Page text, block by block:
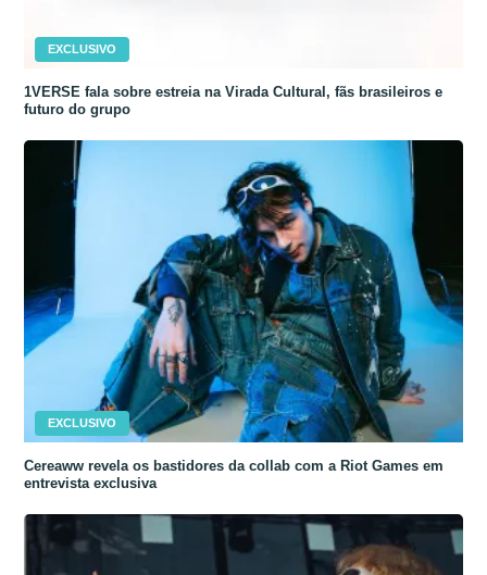
EXCLUSIVO
1VERSE fala sobre estreia na Virada Cultural, fãs brasileiros e
futuro do grupo
EXCLUSIVO
Cereaww revela os bastidores da collab com a Riot Games em
entrevista exclusiva